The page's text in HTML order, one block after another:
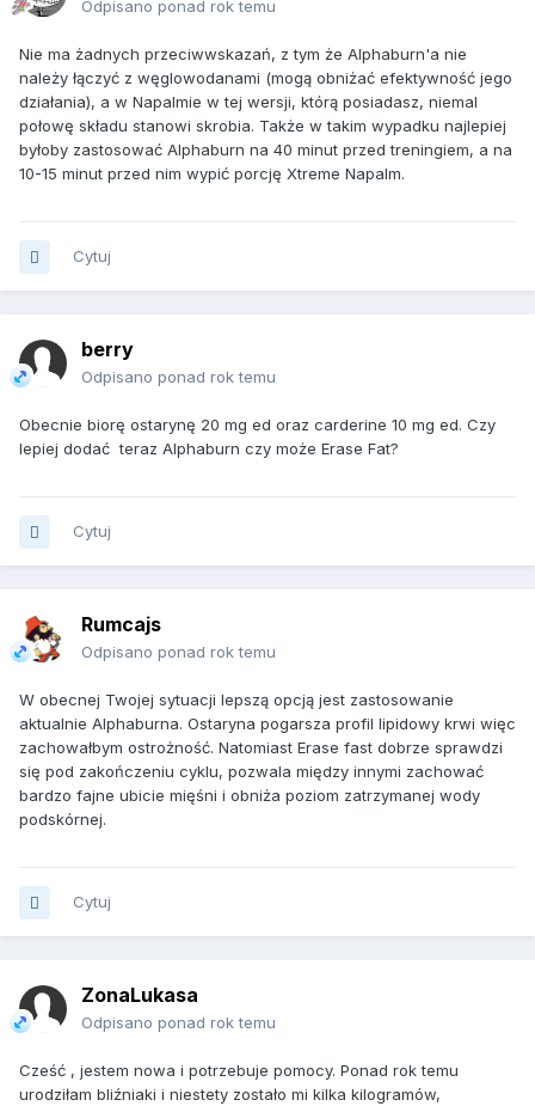
Odpisano ponad rok temu
Nie ma żadnych przeciwwskazań, z tym że Alphaburn'a nie
należy łączyć z węglowodanami (mogą obniżać efektywność jego
działania), a w Napalmie w tej wersji, którą posiadasz, niemal
połowę składu stanowi skrobia. Także w takim wypadku najlepiej
byłoby zastosować Alphaburn na 40 minut przed treningiem, a na
10-15 minut przed nim wypić porcję Xtreme Napalm.
Cytuj
berry
Odpisano ponad rok temu
Obecnie biorę ostarynę 20 mg ed oraz carderine 10 mg ed. Czy
lepiej dodać teraz Alphaburn czy może Erase Fat?
Cytuj
Rumcajs
Odpisano ponad rok temu
W obecnej Twojej sytuacji lepszą opcją jest zastosowanie
aktualnie Alphaburna. Ostaryna pogarsza profil lipidowy krwi więc
zachowałbym ostrożność. Natomiast Erase fast dobrze sprawdzi
się pod zakończeniu cyklu, pozwala między innymi zachować
bardzo fajne ubicie mięśni i obniża poziom zatrzymanej wody
podskórnej.
Cytuj
ZonaLukasa
Odpisano ponad rok temu
Cześć , jestem nowa i potrzebuje pomocy. Ponad rok temu
urodziłam bliźniaki i niestety zostało mi kilka kilogramów,